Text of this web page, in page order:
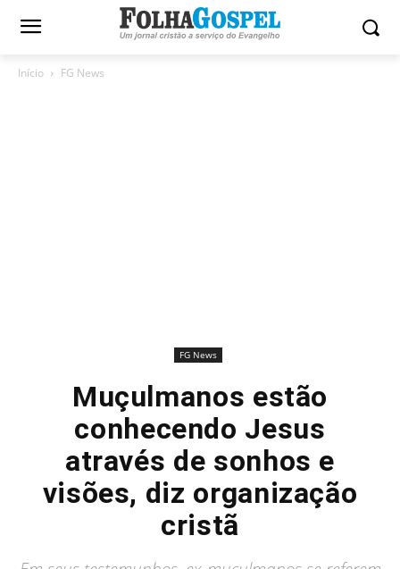
Início FG News
FG News
Muçulmanos estão
conhecendo Jesus
através de sonhos e
visões, diz organização
cristã